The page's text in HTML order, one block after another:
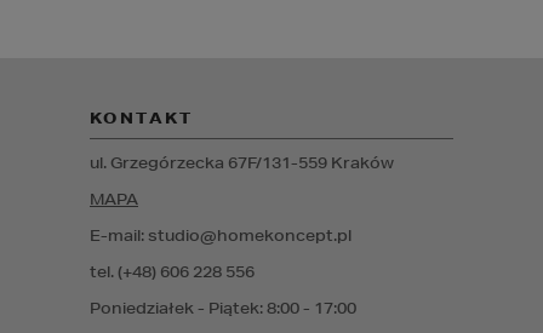
Poniedziałek - Piątek: 8:00 - 17:00
KONTAKT
E-mail: studio@homekoncept.pl
tel. (+48) 606 228 556
ul. Grzegórzecka 67F/131-559 Kraków
MAPA